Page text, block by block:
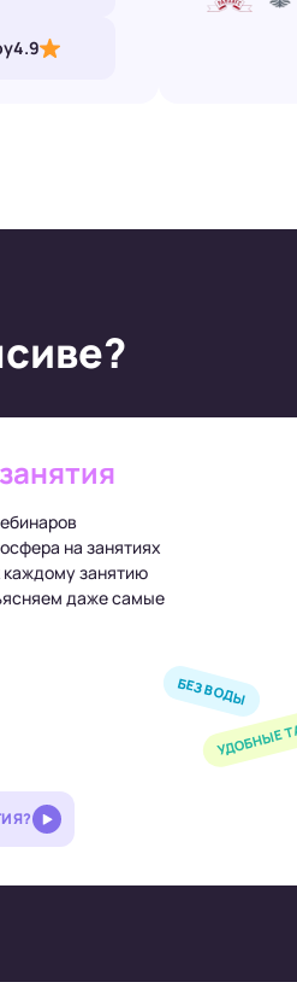
4.9
на занятиях
занятию
даже самые
УДОБНЫЕ
БЕЗ ВОДЫ